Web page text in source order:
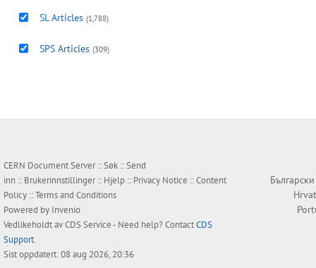
SL Articles (1,788)
SPS Articles (309)
CERN Document Server ::Søk ::Send
inn :: Brukerinnstillinger:: Hjelp :: Privacy Notice ::Content
Policy ::Terms and Conditions
Powered by Invenio
Vedlikeholdt avCDS Service- Need help? ContactCDS
Support.
Sist oppdatert: 08 aug 2026, 20:36
Български